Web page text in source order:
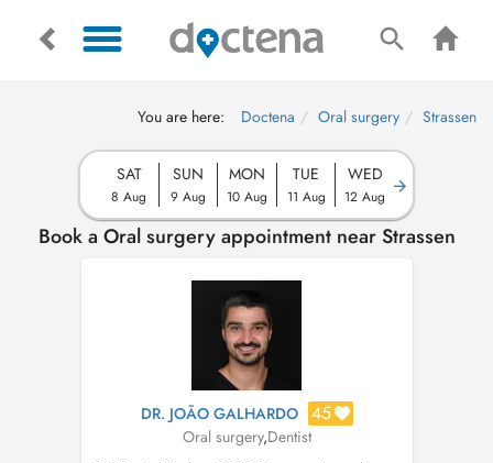
You are here: Doctena Oral surgery Strassen
SAT
8 Aug
SUN
9 Aug
MON
10 Aug
TUE
11 Aug
WED
12 Aug
Book a Oral surgery appointment near Strassen
DR. JOÃO GALHARDO 45
Oral surgery,Dentist